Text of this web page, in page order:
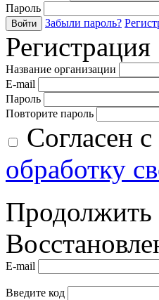
Пароль
Войти Забыли пароль?
Регистрация
Название организации
E-mail
Пароль
Повторите пароль
Согласен с
обработку
Продолжить
E-mail
Введите код